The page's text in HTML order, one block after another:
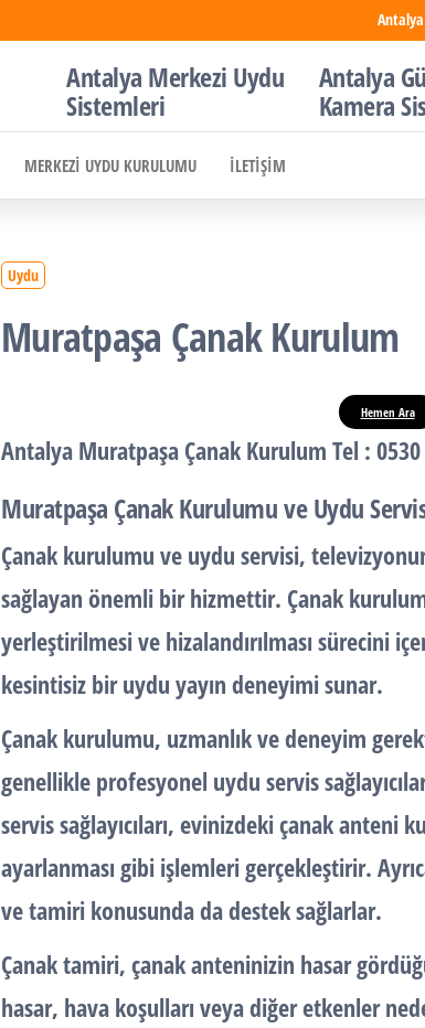
Antalya Merkezi Uydu
Sistemleri
Antalya
Kamera
MERKEZI UYDU KURULUMU İLETIŞIM
Uydu
Muratpaşa Çanak Kurulum
Hemen Ara
Antalya Muratpaşa Çanak Kurulum Tel :
Muratpaşa Çanak Kurulumu ve Uydu
Çanak kurulumu ve uydu servisi,
sağlayan önemli bir hizmettir. Çanak
yerleştirilmesi ve hizalandırılması sürecini
kesintisiz bir uydu yayın deneyimi sunar.
Çanak kurulumu, uzmanlık ve deneyim
genellikle profesyonel uydu servis
servis sağlayıcıları, evinizdeki çanak anteni
ayarlanması gibi işlemleri gerçekleştirir.
ve tamiri konusunda da destek sağlarlar.
Çanak tamiri, çanak anteninizin hasar
hasar, hava koşulları veya diğer etkenler